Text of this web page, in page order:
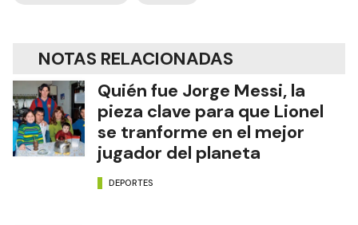
NOTAS RELACIONADAS
Quién fue Jorge Messi, la
pieza clave para que Lionel
se tranforme en el mejor
jugador del planeta
DEPORTES